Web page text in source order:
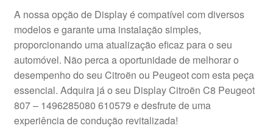
Sobre nós
Termos e Condições
Transporte
A nossa opção de Display é compatível com diversos
modelos e garante uma instalação simples,
proporcionando uma atualização eficaz para o seu
automóvel. Não perca a oportunidade de melhorar o
desempenho do seu Citroën ou Peugeot com esta peça
essencial. Adquira já o seu Display Citroën C8 Peugeot
807 – 1496285080 610579 e desfrute de uma
experiência de condução revitalizada!